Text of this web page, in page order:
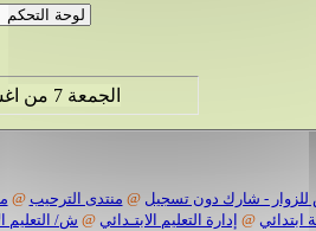
الجمعة 7 من اغسطس 2026 , الساعة الان 03:55:59 مساءً.
- شارك دون تسجيل @ منتدى الترحيب @
ابتدائي @ إدارة التعليم الابتـدائي @ ش/ التعليم